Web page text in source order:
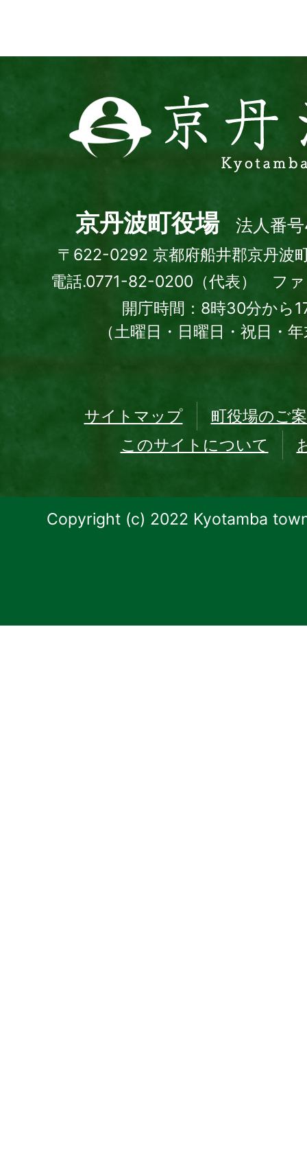
丹
波
town
京丹波町役場 法人番
〒622-0292 京都府船井郡京丹波
電話.0771-82-0200（代表） フ
開庁時間：8時30分から
（土曜日・日曜日・祝日・
サイトマップ
町役場のご
このサイトについて
Copyright (c) 2022 Kyotamba